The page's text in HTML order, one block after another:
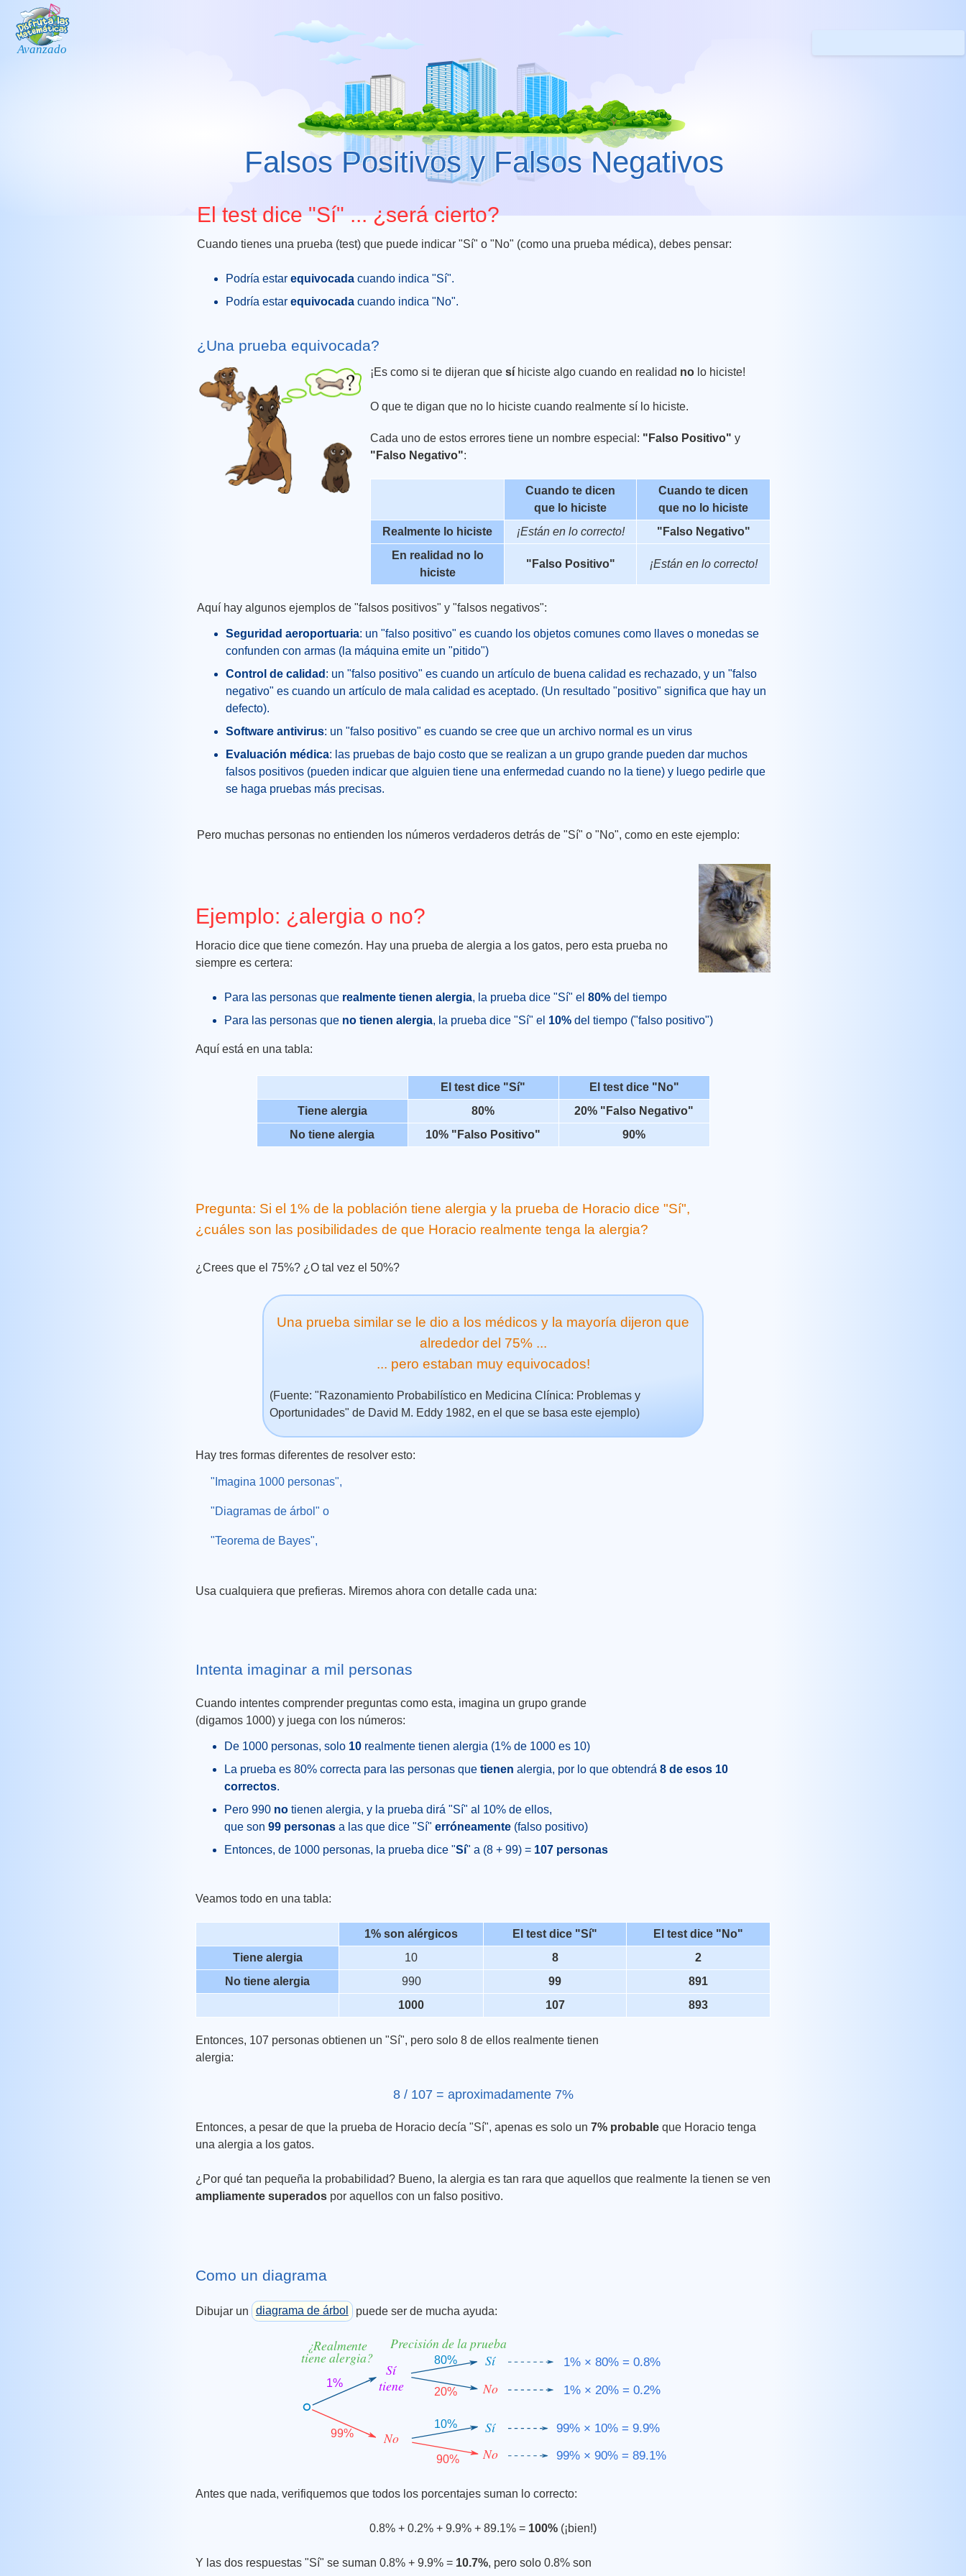
Falsos Positivos y Falsos Negativos
El test dice "Sí" ... ¿será cierto?
Cuando tienes una prueba (test) que puede indicar "Sí" o "No" (como una prueba médica), debes pensar:
Podría estar equivocada cuando indica "Sí".
Podría estar equivocada cuando indica "No".
¿Una prueba equivocada?
¡Es como si te dijeran que sí hiciste algo cuando en realidad no lo hiciste!
O que te digan que no lo hiciste cuando realmente sí lo hiciste.
Cada uno de estos errores tiene un nombre especial: "Falso Positivo" y
"Falso Negativo":
Cuando te dicen
que lo hiciste
Cuando te dicen
que no lo hiciste
Realmente lo hiciste
¡Están en lo correcto!
"Falso Negativo"
En realidad no lo
hiciste
"Falso Positivo" ¡Están en lo correcto!
Aquí hay algunos ejemplos de "falsos positivos" y "falsos negativos":
Seguridad aeroportuaria: un "falso positivo" es cuando los objetos comunes como llaves o monedas se
confunden con armas (la máquina emite un "pitido")
Control de calidad : un "falso positivo" es cuando un artículo de buena calidad es rechazado, y un "falso
negativo" es cuando un artículo de mala calidad es aceptado. (Un resultado "positivo" significa que hay un
defecto).
Software antivirus: un "falso positivo" es cuando se cree que un archivo normal es un virus
Evaluación médica: las pruebas de bajo costo que se realizan a un grupo grande pueden dar muchos
falsos positivos (pueden indicar que alguien tiene una enfermedad cuando no la tiene) y luego pedirle que
se haga pruebas más precisas.
Pero muchas personas no entienden los números verdaderos detrás de "Sí" o "No", como en este ejemplo:
Ejemplo: ¿alergia o no?
Horacio dice que tiene comezón. Hay una prueba de alergia a los gatos, pero esta prueba no
siempre es certera:
Para las personas que realmente tienen alergia, la prueba dice "Sí" el 80% del tiempo
Para las personas que no tienen alergia, la prueba dice "Sí" el 10% del tiempo ("falso positivo")
Aquí está en una tabla:
El test dice "Sí"
El test dice "No"
Tiene alergia
80%
20% "Falso Negativo"
No tiene alergia
10% "Falso Positivo" 90%
Pregunta: Si el 1% de la población tiene alergia y la prueba de Horacio dice "Sí",
¿cuáles son las posibilidades de que Horacio realmente tenga la alergia?
¿Crees que el 75%? ¿O tal vez el 50%?
Una prueba similar se le dio a los médicos y la mayoría dijeron que
alrededor del 75% ...
... pero estaban muy equivocados!
(Fuente: "Razonamiento Probabilístico en Medicina Clínica: Problemas y
Oportunidades" de David M. Eddy 1982, en el que se basa este ejemplo)
Hay tres formas diferentes de resolver esto:
"Imagina 1000 personas",
"Diagramas de árbol" o
"Teorema de Bayes",
Usa cualquiera que prefieras. Miremos ahora con detalle cada una:
Intenta imaginar a mil personas
Cuando intentes comprender preguntas como esta, imagina un grupo grande
(digamos 1000) y juega con los números:
De 1000 personas, solo 10 realmente tienen alergia (1% de 1000 es 10)
La prueba es 80% correcta para las personas que tienen alergia, por lo que obtendrá 8 de esos 10
correctos.
Pero 990 no tienen alergia, y la prueba dirá "Sí" al 10% de ellos,
que son 99 personas a las que dice "Sí" erróneamente (falso positivo)
Entonces, de 1000 personas, la prueba dice "Sí" a (8 + 99) = 107 personas
Veamos todo en una tabla:
1% son alérgicos El test dice "Sí"
El test dice "No"
Tiene alergia
10 8
2
No tiene alergia
990 99
891
1000
107 893
Entonces, 107 personas obtienen un "Sí", pero solo 8 de ellos realmente tienen
alergia:
8 / 107 = aproximadamente 7%
Entonces, a pesar de que la prueba de Horacio decía "Sí", apenas es solo un 7% probable que Horacio tenga
una alergia a los gatos.
¿Por qué tan pequeña la probabilidad? Bueno, la alergia es tan rara que aquellos que realmente la tienen se ven
ampliamente superados por aquellos con un falso positivo.
Como un diagrama
Dibujar un diagrama de árbol puede ser de mucha ayuda:
Antes que nada, verifiquemos que todos los porcentajes suman lo correcto:
0.8% + 0.2% + 9.9% + 89.1% = 100% (¡bien!)
Y las dos respuestas "Sí" se suman 0.8% + 9.9% = 10.7%, pero solo 0.8% son